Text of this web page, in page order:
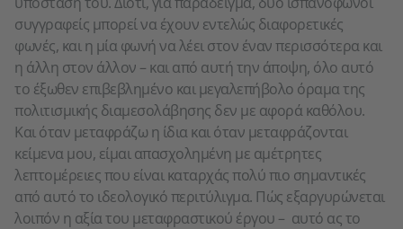
συγγραφείς μπορεί να έχουν εντελώς διαφορετικές
φωνές, και η μία φωνή να λέει στον έναν περισσότερα και
η άλλη στον άλλον – και από αυτή την άποψη, όλο αυτό
το έξωθεν επιβεβλημένο και μεγαλεπήβολο όραμα της
πολιτισμικής διαμεσολάβησης δεν με αφορά καθόλου.
Και όταν μεταφράζω η ίδια και όταν μεταφράζονται
κείμενα μου, είμαι απασχολημένη με αμέτρητες
λεπτομέρειες που είναι καταρχάς πολύ πιο σημαντικές
από αυτό το ιδεολογικό περιτύλιγμα. Πώς εξαργυρώνεται
λοιπόν η αξία του μεταφραστικού έργου – αυτό ας το